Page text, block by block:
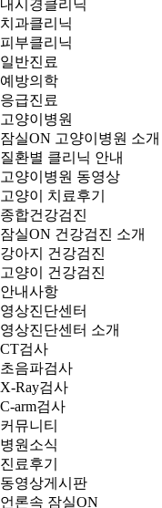
내시경클리닉
치과클리닉
피부클리닉
일반진료
예방의학
응급진료
고양이병원
잠실ON 고양이병원 소개
질환별 클리닉 안내
고양이병원 동영상
고양이 치료후기
종합건강검진
잠실ON 건강검진 소개
강아지 건강검진
고양이 건강검진
안내사항
영상진단센터
영상진단센터 소개
CT검사
초음파검사
X-Ray검사
C-arm검사
커뮤니티
병원소식
진료후기
동영상게시판
언론속 잠실ON